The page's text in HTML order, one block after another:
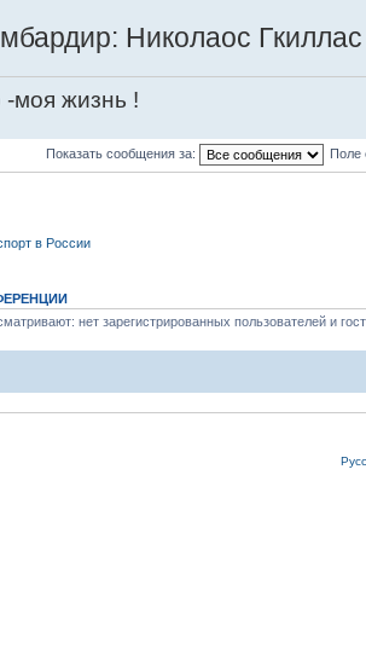
Николаос Гкиллас
моя жизнь !
Показать сообщения за: Поле
в России
нет зарегистрированных пользователей и